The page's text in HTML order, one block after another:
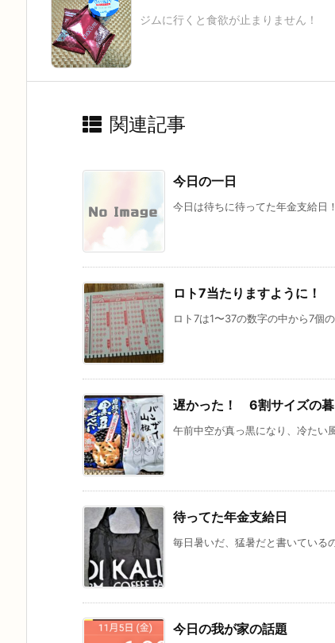
ジムに行くと食欲が止まりません！
関連記事
今日の一日
今日は待ちに待ってた年金支給
ロト7当たりますように！
ロト7は1〜37の数字の中から7個
遅かった！ 6割サイズの暮
午前中空が真っ黒になり、冷たい
待ってた年金支給日
毎日暑いだ、猛暑だと書いている
今日の我が家の話題